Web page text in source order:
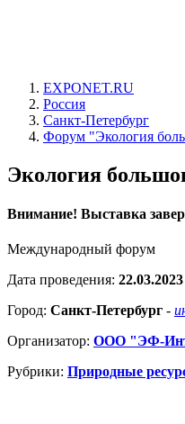
EXPONET.RU
Россия
Санкт-Петербург
Форум "Экология
Экология
Внимание! Выставка
Международный форум
Дата проведения:
Город: Санкт-Петербург -
Организатор: ООО "ЭФ-
Рубрики: Природные